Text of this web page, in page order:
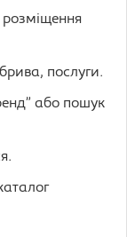
послуги.
або пошук